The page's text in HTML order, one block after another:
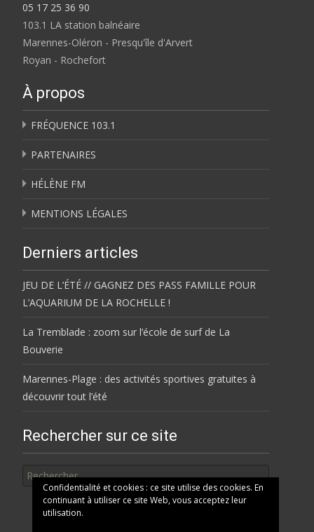
05 17 25 36 90
103.1 LA station balnéaire
Marennes-Oléron - Presqu'île d'Arvert
Royan - Rochefort
À propos
FRÉQUENCE 103.1
PARTENAIRES
HÉLÈNE FM
MENTIONS LÉGALES
Derniers articles
JEU DE L’ÉTÉ // GAGNEZ DES PASS FAMILLE POUR
L’AQUARIUM DE LA ROCHELLE !
La Tremblade : zoom sur l’école de surf de La
Bouverie
Marennes-Plage : des activités sportives gratuites à
découvrir tout l’été
Rechercher sur ce site
Confidentialité et cookies : ce site utilise des cookies. En
continuant à utiliser ce site Web, vous acceptez leur
utilisation.